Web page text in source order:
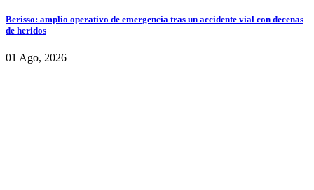
Berisso: amplio operativo de emergencia tras un accidente vial con decenas
de heridos
01 Ago, 2026